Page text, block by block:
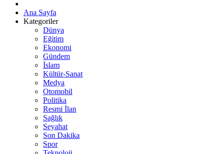
Ana Sayfa
Kategoriler
Dünya
Eğitim
Ekonomi
Gündem
İslam
Kültür-Sanat
Medya
Otomobil
Politika
Resmi İlan
Sağlık
Seyahat
Son Dakika
Spor